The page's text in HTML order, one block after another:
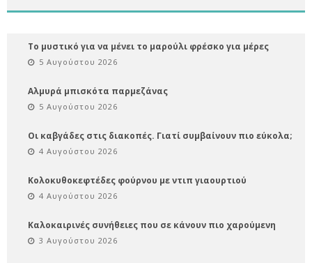
Το μυστικό για να μένει το μαρούλι φρέσκο για μέρες
5 Αυγούστου 2026
Αλμυρά μπισκότα παρμεζάνας
5 Αυγούστου 2026
Οι καβγάδες στις διακοπές. Γιατί συμβαίνουν πιο εύκολα;
4 Αυγούστου 2026
Κολοκυθοκεφτέδες φούρνου με ντιπ γιαουρτιού
4 Αυγούστου 2026
Καλοκαιρινές συνήθειες που σε κάνουν πιο χαρούμενη
3 Αυγούστου 2026